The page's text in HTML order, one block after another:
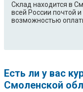
Склад находится в
всей России почтой
возможностью
Есть ли у вас
Смоленской